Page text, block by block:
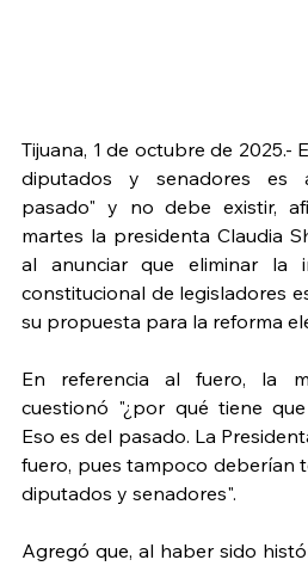
Tijuana, 1 de octubre de 2025.-
diputados y senadores es
pasado" y no debe existir,
martes la presidenta Claudia
al anunciar que eliminar la
constitucional de legisladores
su propuesta para la reforma
En referencia al fuero, la
cuestionó "¿por qué tiene
Eso es del pasado. La
fuero, pues tampoco deberían
diputados y senadores".
Agregó que, al haber sido